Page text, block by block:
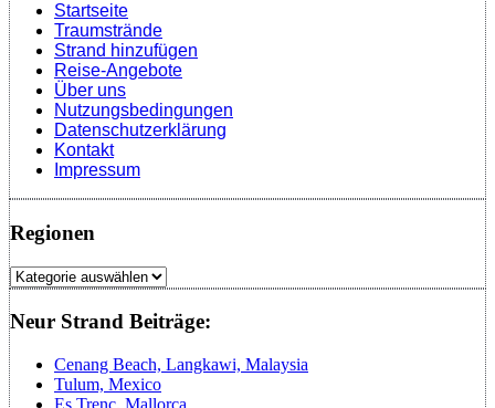
Startseite
Traumstrände
Strand hinzufügen
Reise-Angebote
Über uns
Nutzungsbedingungen
Datenschutzerklärung
Kontakt
Impressum
Regionen
Regionen
Neur Strand Beiträge:
Cenang Beach, Langkawi, Malaysia
Tulum, Mexico